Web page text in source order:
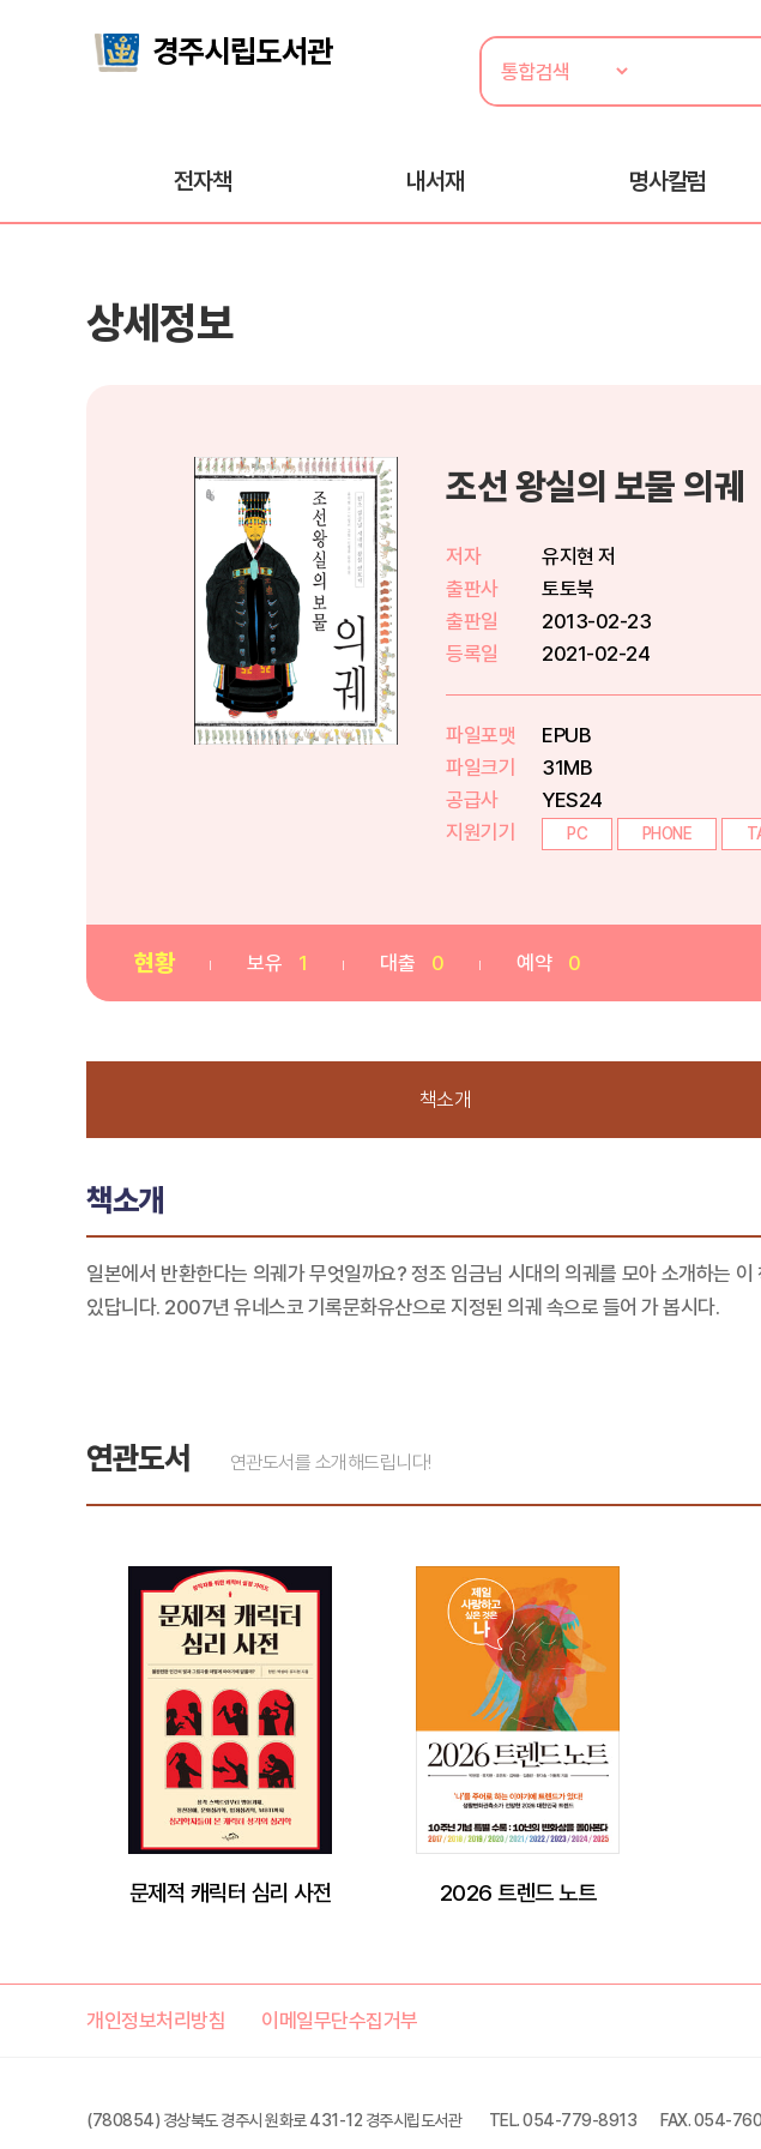
전자책 내서재 명사칼럼
상세정보
조선 왕실의 보물 의궤
저자
유지현 저
출판사
토토북
출판일
2013-02-23
등록일
2021-02-24
파일포맷
EPUB
파일크기
31MB
공급사
YES24
지원기기
PC PHONE
현황 보유 1 대출 0 예약 0
책소개
책소개
일본에서 반환한다는 의궤가 무엇일까요? 정조 임금님 시대의 의궤를 모아 소개하는
있답니다. 2007년 유네스코 기록문화유산으로 지정된 의궤 속으로 들어 가 봅시다.
연관도서 연관도서를 소개해드립니다!
문제적 캐릭터 심리 사전 2026 트렌드 노트
개인정보처리방침 이메일무단수집거부
(780854) 경상북도 경주시 원화로 431-12 경주시립도서관 TEL. 054-779-8913 FAX. 054-